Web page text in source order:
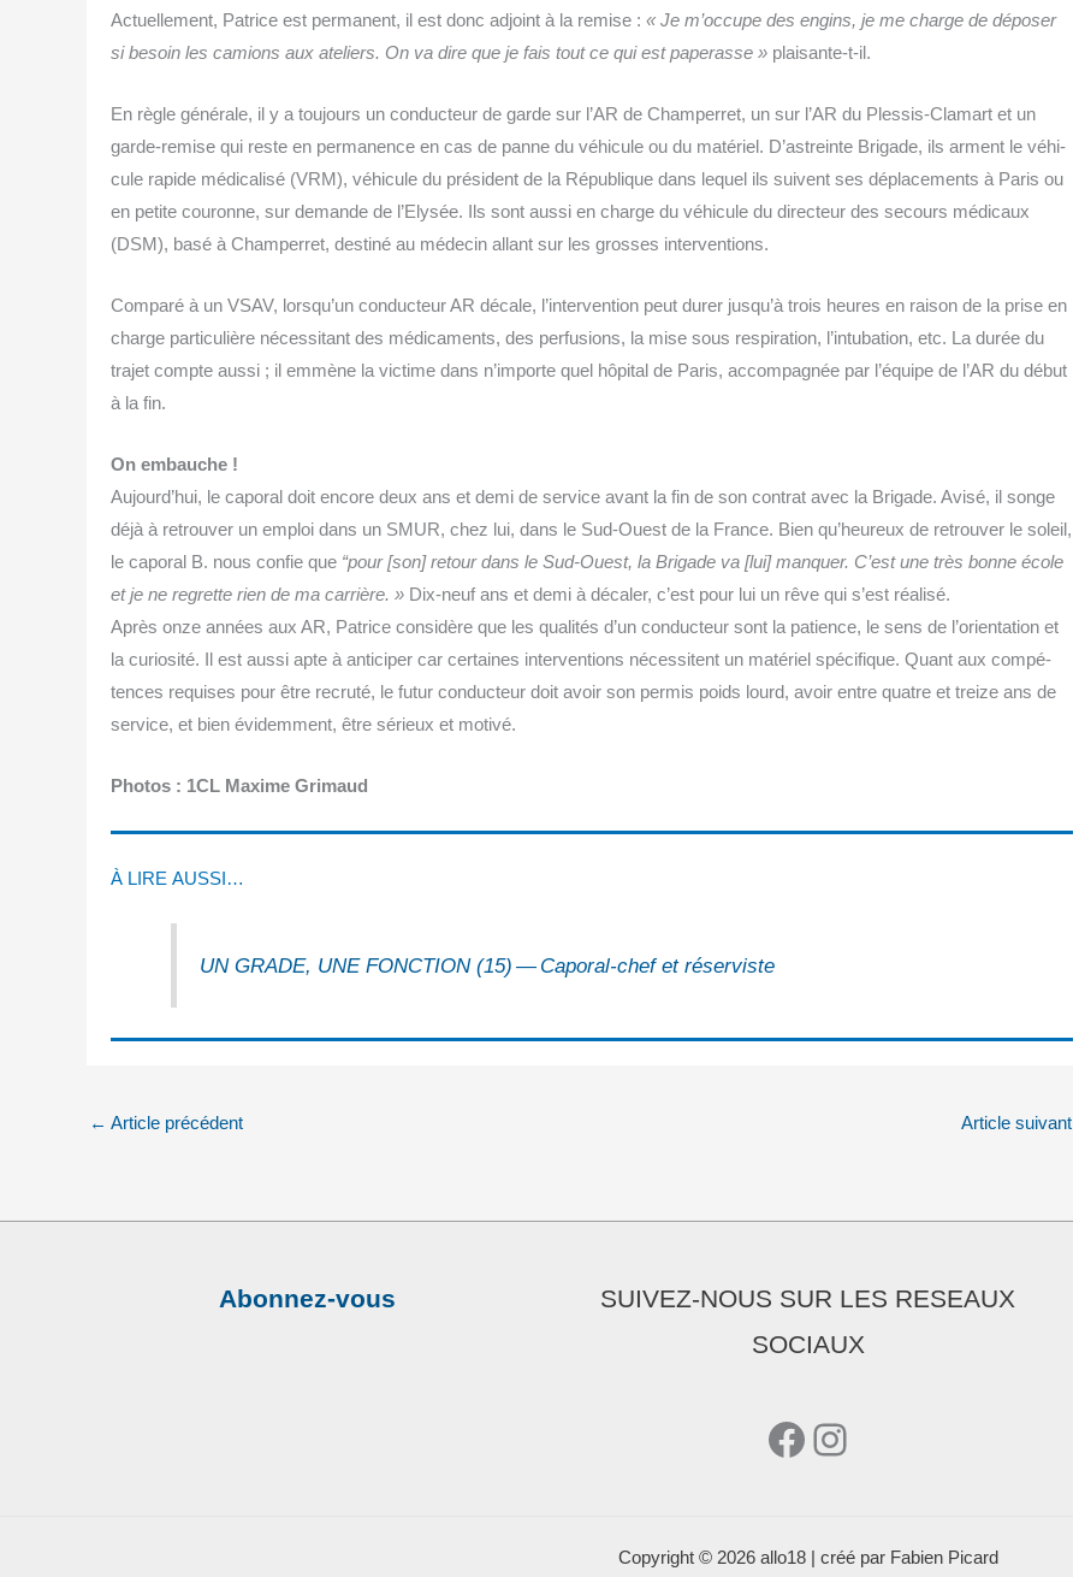
Actuel­le­ment, Patrice est per­ma­nent, il est donc adjoint à la remise : « Je m’occupe des engins, je me charge de dépo­ser
si besoin les camions aux ate­liers. On va dire que je fais tout ce qui est pape­rasse » plaisante-t-il.
En règle géné­rale, il y a tou­jours un conduc­teur de garde sur l’AR de Cham­per­ret, un sur l’AR du Ples­sis-Cla­mart et un
garde-remise qui reste en per­ma­nence en cas de panne du véhi­cule ou du maté­riel. D’astreinte Bri­gade, ils arment le véhi­
cule rapide médi­ca­li­sé (VRM), véhi­cule du pré­sident de la Répu­blique dans lequel ils suivent ses dépla­ce­ments à Paris ou
en petite cou­ronne, sur demande de l’Elysée. Ils sont aus­si en charge du véhi­cule du direc­teur des secours médi­caux
(DSM), basé à Cham­per­ret, des­ti­né au méde­cin allant sur les grosses interventions.
Com­pa­ré à un VSAV, lorsqu’un conduc­teur AR décale, l’intervention peut durer jusqu’à trois heures en rai­son de la prise en
charge par­ti­cu­lière néces­si­tant des médi­ca­ments, des per­fu­sions, la mise sous res­pi­ra­tion, l’intubation, etc. La durée du
tra­jet compte aus­si ; il emmène la vic­time dans n’importe quel hôpi­tal de Paris, accom­pa­gnée par l’équipe de l’AR du début
à la fin.
On embauche !
Aujourd’hui, le capo­ral doit encore deux ans et demi de ser­vice avant la fin de son contrat avec la Bri­gade. Avi­sé, il songe
déjà à retrou­ver un emploi dans un SMUR, chez lui, dans le Sud-Ouest de la France. Bien qu’heureux de retrou­ver le soleil,
le capo­ral B. nous confie que “pour [son] retour dans le Sud-Ouest, la Bri­gade va [lui] man­quer. C’est une très bonne école
et je ne regrette rien de ma car­rière. » Dix-neuf ans et demi à déca­ler, c’est pour lui un rêve qui s’est réa­li­sé.
Après onze années aux AR, Patrice consi­dère que les qua­li­tés d’un conduc­teur sont la patience, le sens de l’orientation et
la curio­si­té. Il est aus­si apte à anti­ci­per car cer­taines inter­ven­tions néces­sitent un maté­riel spé­ci­fique. Quant aux com­pé­
tences requises pour être recru­té, le futur conduc­teur doit avoir son per­mis poids lourd, avoir entre quatre et treize ans de
ser­vice, et bien évi­dem­ment, être sérieux et motivé.
Pho­tos : 1CL Maxime Grimaud
À LIRE AUSSI…
UN GRADE, UNE FONCTION (15) — Capo­ral-chef et réserviste
← Article précédent Article suivant
Abonnez-vous
SUIVEZ-NOUS SUR LES RESEAUX
SOCIAUX
Facebook
Instagram
Copyright © 2026 allo18 | créé par Fabien Picard